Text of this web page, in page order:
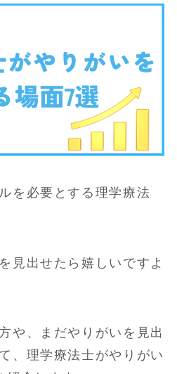
を必要とする理学療法
見出せたら嬉しいですよ
や、まだやりがいを見出
、理学療法士がやりがい